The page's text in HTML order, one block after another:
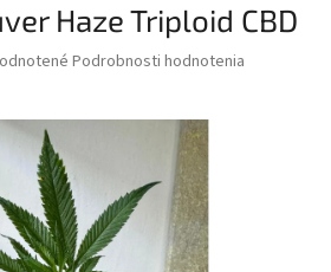
Haze Triploid CBD
Podrobnosti hodnotenia